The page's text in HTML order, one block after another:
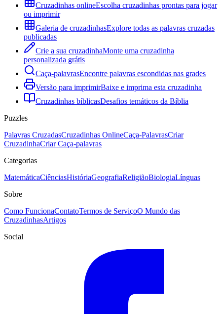
Cruzadinhas onlineEscolha cruzadinhas prontas para jogar
ou imprimir
Galeria de cruzadinhasExplore todas as palavras cruzadas
publicadas
Crie a sua cruzadinhaMonte uma cruzadinha
personalizada grátis
Caça-palavrasEncontre palavras escondidas nas grades
Versão para imprimirBaixe e imprima esta cruzadinha
Cruzadinhas bíblicasDesafios temáticos da Bíblia
Puzzles
Palavras CruzadasCruzadinhas OnlineCaça-PalavrasCriar
CruzadinhaCriar Caça-palavras
Categorias
MatemáticaCiênciasHistóriaGeografiaReligiãoBiologiaLínguas
Sobre
Como FuncionaContatoTermos de ServiçoO Mundo das
CruzadinhasArtigos
Social